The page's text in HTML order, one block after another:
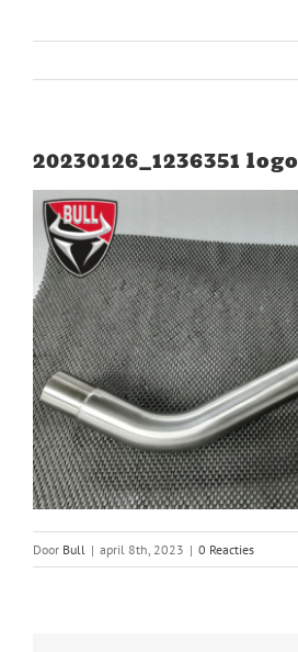
20230126_1236351 logo
Door Bull | april 8th, 2023 | 0 Reacties